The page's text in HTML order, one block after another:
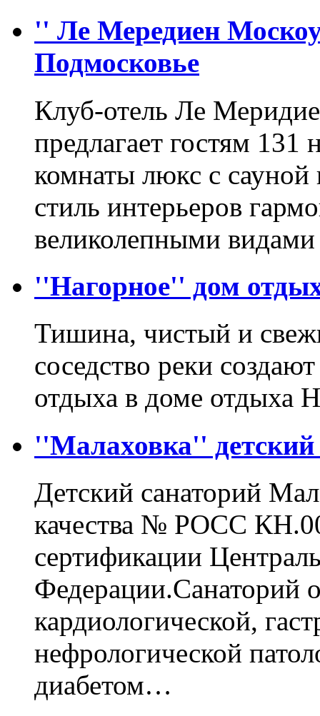
'' Ле Мередиен
Подмосковье
Клуб-отель Ле
предлагает гостям
комнаты люкс с
стиль интерьеров
великолепными
''Нагорное'' дом
Тишина, чистый и
соседство реки
отдыха в доме отдыха
''Малаховка'' детский
Детский санаторий
качества № РОСС
сертификации
Федерации.Санаторий
кардиологической,
нефрологической
диабетом…